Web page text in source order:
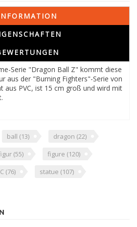
Serie "Dragon Ball Z" kommt diese
aus der "Burning Fighters"-Serie von
aus PVC, ist 15 cm groß und wird mit
ball (13) dragon (22)
(55) figure (120)
(76) statue (107)